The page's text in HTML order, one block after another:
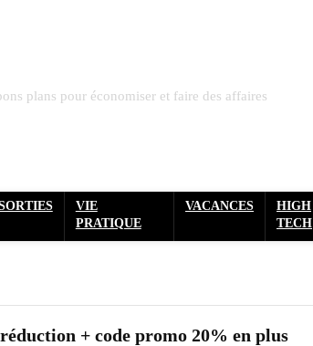
plans pour économiser et faire des affaires
VIE
PRATIQUE
VACANCES
HIGH
TECH
+ code promo 20% en plus